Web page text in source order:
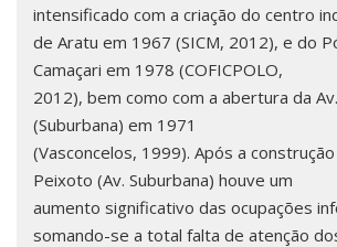
intensificado com a criação do centro
de Aratu em 1967 (SICM, 2012), e do
Camaçari em 1978 (COFICPOLO,
2012), bem como com a abertura da
(Suburbana) em 1971
(Vasconcelos, 1999). Após a
Peixoto (Av. Suburbana) houve um
aumento significativo das ocupações
somando-se a total falta de atenção